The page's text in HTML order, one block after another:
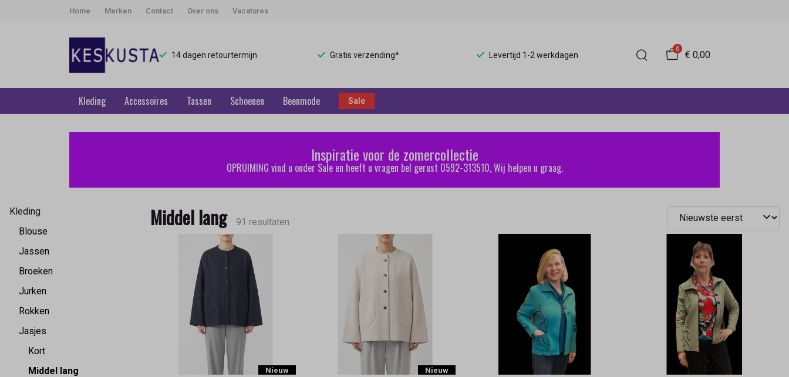
Home Merken Contact Over ons Vacatures
14 dagen retourtermijn Gratis verzending* Levertijd 1-2 werkdagen
0
€ 0,00
Kleding Accessoires Tassen Schoenen Beenmode Sale
Middel
Keskusta
Inspiratie voor de zomercollectie
OPRUIMING vind u onder Sale en heeft u vragen bel gerust 0592-313510, Wij helpen u graag.
Kleding
Blouse
Jassen
Broeken
Jurken
Rokken
Jasjes
Kort
Middel lang
Middel lang 91 resultaten
Nieuw Nieuw